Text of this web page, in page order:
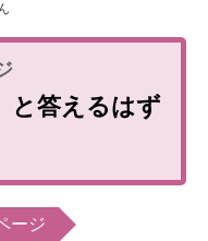
と答えるはず
ージ